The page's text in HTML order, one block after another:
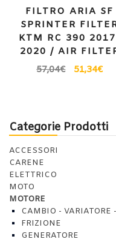
FILTRO ARIA SF
SPRINTER
KTM RC 390
2020 / AIR
57,04€ 51,34€
Categorie Prodotti
ACCESSORI
CARENE
ELETTRICO
MOTO
MOTORE
CAMBIO - VARIATORE
FRIZIONE
GENERATORE